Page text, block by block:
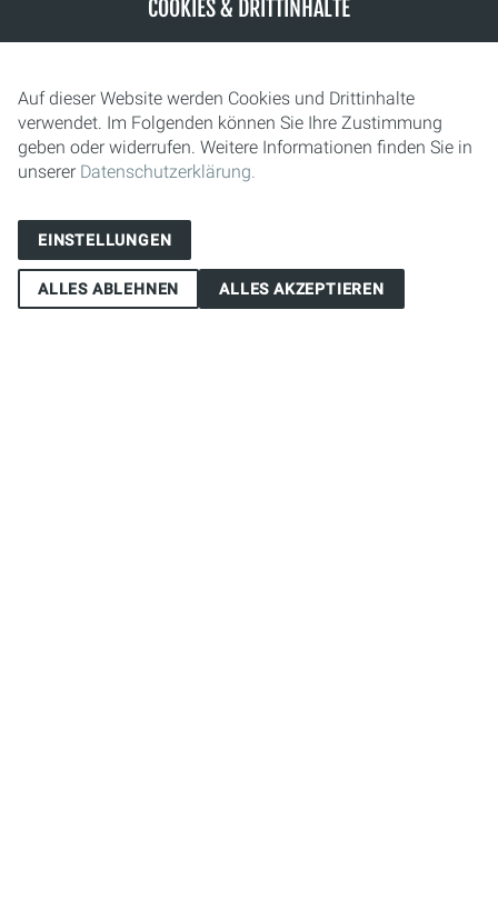
COOKIES & DRITTINHALTE
Auf dieser Website werden Cookies und Drittinhalte
verwendet. Im Folgenden können Sie Ihre Zustimmung
geben oder widerrufen. Weitere Informationen finden Sie in
unserer Datenschutzerklärung.
EINSTELLUNGEN
ALLES ABLEHNEN ALLES AKZEPTIEREN